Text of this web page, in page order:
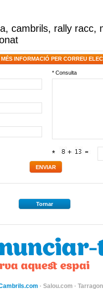
, cambrils, rally racc,
INFORMACIÓ PER CORREU
* Consulta
*
Tornar
· Salou.com ·